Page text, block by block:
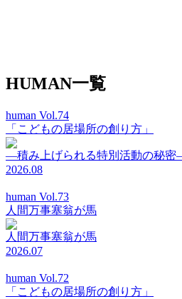
HUMAN一覧
human Vol.74
「こどもの居場所の創り方」
―積み上げられる特別活動の秘
2026.08
human Vol.73
人間万事塞翁が馬
人間万事塞翁が馬
2026.07
human Vol.72
「こどもの居場所の創り方」